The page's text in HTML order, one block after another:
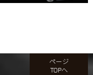
ページ
TOPへ